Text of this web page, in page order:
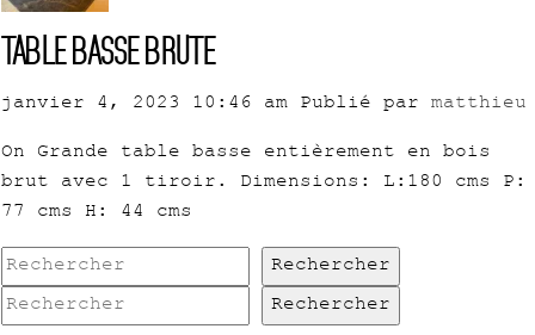
Table basse brute
janvier 4, 2023 10:46 am Publié par matthieu
On Grande table basse entièrement en bois
brut avec 1 tiroir. Dimensions: L:180 cms P:
77 cms H: 44 cms
Rechercher
Rechercher